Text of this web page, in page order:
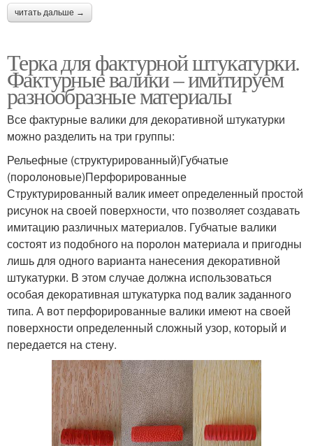
читать дальше →
Терка для фактурной штукатурки.
Фактурные валики – имитируем
разнообразные материалы
Все фактурные валики для декоративной штукатурки
можно разделить на три группы:
Рельефные (структурированный)Губчатые
(поролоновые)Перфорированные
Структурированный валик имеет определенный простой
рисунок на своей поверхности, что позволяет создавать
имитацию различных материалов. Губчатые валики
состоят из подобного на поролон материала и пригодны
лишь для одного варианта нанесения декоративной
штукатурки. В этом случае должна использоваться
особая декоративная штукатурка под валик заданного
типа. А вот перфорированные валики имеют на своей
поверхности определенный сложный узор, который и
передается на стену.